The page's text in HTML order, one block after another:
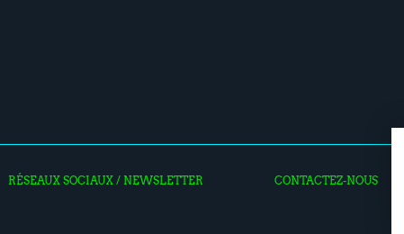
RÉSEAUX SOCIAUX / NEWSLETTER
CONTACTEZ-NOUS